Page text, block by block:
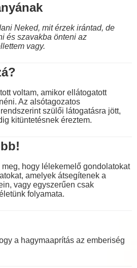
Neked, mit érzek irántad, de
és szavakba önteni az
vagy.
voltam, amikor ellátogatott
Az alsótagozatos
szülői látogatásra jött,
kitüntetésnek éreztem.
hogy lélekemelő gondolatokat
amelyek átsegítenek a
vagy egyszerűen csak
folyamata.
a hagymaaprítás az emberiség